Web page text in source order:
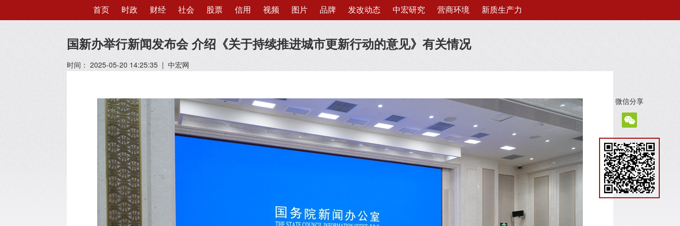
微信分享
首页 时政 财经 社会 股票 信用 视频 图片 品牌 发改动态 中宏研究 营商环境 新质生产力
国新办举行新闻发布会 介绍《关于持续推进城市更新行动的意见》有关情况
时间： 2025-05-20 14:25:35 | 中宏网